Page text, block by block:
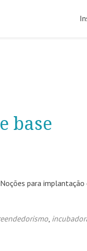
base
para implantação
,